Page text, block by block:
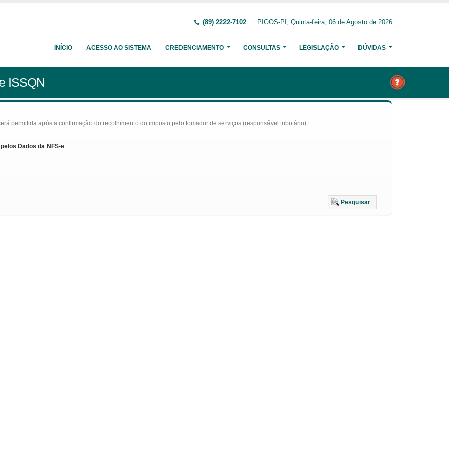
(89) 2222-7102 PICOS-PI, Quinta-feira, 06 de Agosto de 2026
INÍCIO ACESSO AO SISTEMA CREDENCIAMENTO CONSULTAS LEGISLAÇÃO DÚVIDAS
ISSQN
permitida após a confirmação do recolhimento do imposto pelo tomador de serviços (responsável tributário).
Dados da NFS-e
Pesquisar